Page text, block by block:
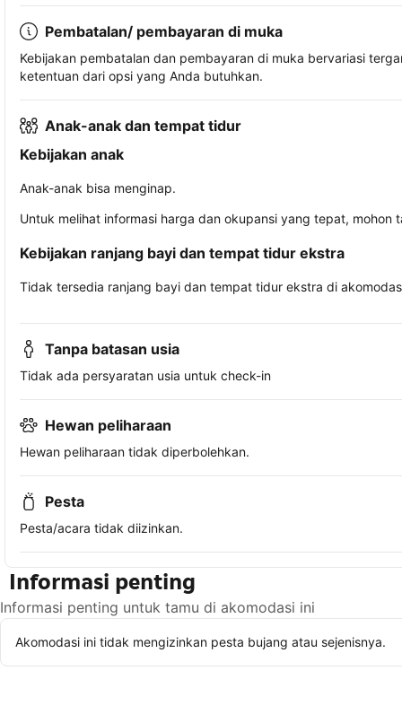
Pembatalan/ pembayaran di muka
Kebijakan pembatalan dan pembayaran di muka bervariasi
ketentuan dari opsi yang Anda butuhkan.
Anak-anak dan tempat tidur
Kebijakan anak
Anak-anak bisa menginap.
Untuk melihat informasi harga dan okupansi yang tepat,
Kebijakan ranjang bayi dan tempat tidur ekstra
Tidak tersedia ranjang bayi dan tempat tidur ekstra di
Tanpa batasan usia
Tidak ada persyaratan usia untuk check-in
Hewan peliharaan
Hewan peliharaan tidak diperbolehkan.
Pesta
Pesta/acara tidak diizinkan.
Informasi penting
Informasi penting untuk tamu di akomodasi ini
Akomodasi ini tidak mengizinkan pesta bujang atau sejenisnya.